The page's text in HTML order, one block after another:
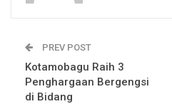
PREV POST
Kotamobagu Raih 3
Penghargaan Bergengsi
di Bidang